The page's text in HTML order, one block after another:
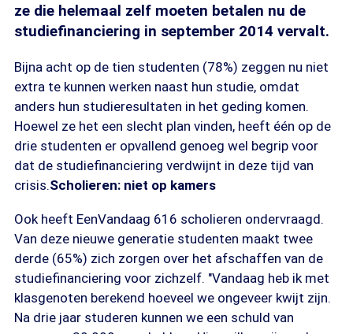
ze die helemaal zelf moeten betalen nu de
studiefinanciering in september 2014 vervalt.
Bijna acht op de tien studenten (78%) zeggen nu niet
extra te kunnen werken naast hun studie, omdat
anders hun studieresultaten in het geding komen.
Hoewel ze het een slecht plan vinden, heeft één op de
drie studenten er opvallend genoeg wel begrip voor
dat de studiefinanciering verdwijnt in deze tijd van
crisis.Scholieren: niet op kamers
Ook heeft EenVandaag 616 scholieren ondervraagd.
Van deze nieuwe generatie studenten maakt twee
derde (65%) zich zorgen over het afschaffen van de
studiefinanciering voor zichzelf. "Vandaag heb ik met
klasgenoten berekend hoeveel we ongeveer kwijt zijn.
Na drie jaar studeren kunnen we een schuld van